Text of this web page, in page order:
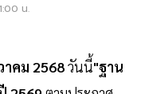
น.
คม 2568วันนี้"ฐาน